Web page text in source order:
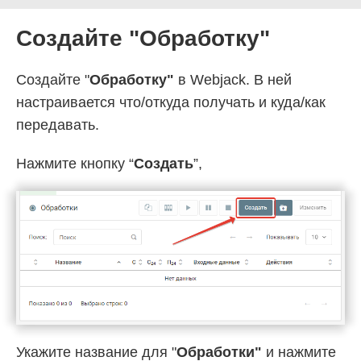
Создайте "Обработку"
Создайте "Обработку" в Webjack. В ней
настраивается что/откуда получать и куда/как
передавать.
Нажмите кнопку “Создать”,
Укажите название для "Обработки" и нажмите